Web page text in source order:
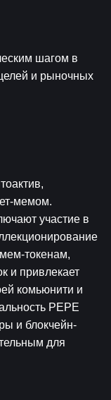
шагом в
и рыночных
мемом.
участие в
токенам,
и привлекает
комьюнити и
PEPE
и блокчейн-
для